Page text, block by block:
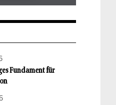
2026
Fundament für